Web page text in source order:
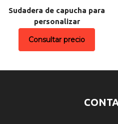
Sudadera de capucha para
personalizar
Consultar precio